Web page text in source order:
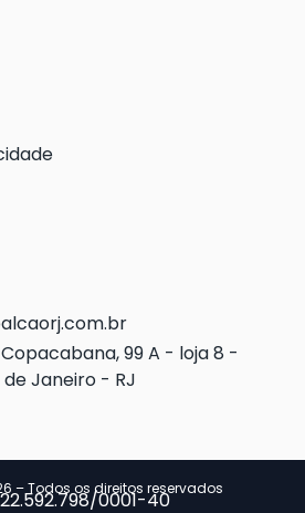
Copacabana, 99 A - loja 8 -
Janeiro - RJ
– Todos os direitos reservados
0001-40